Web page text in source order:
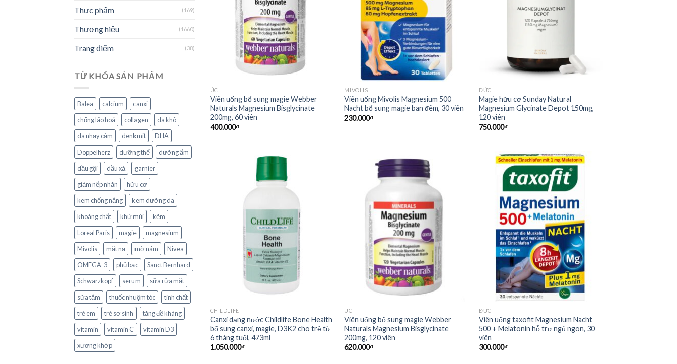
Thực phẩm (169)
Thương hiệu (1660)
Trang điểm (38)
TỪ KHÓA SẢN PHẨM
Balea calcium
canxi
chống lão hoá
collagen
da khô
da nhạy cảm
denkmit
DHA
Doppelherz
dưỡng thể
dưỡng ẩm
dầu gội
dầu xả
garnier
giảm nếp nhăn
hữu cơ
kem chống nắng
kem dưỡng da
khoáng chất
khử mùi
kẽm
Loreal Paris
magie
magnesium
Mivolis
mặt nạ mờ nám
Nivea
OMEGA-3
phủ bạc
Sanct Bernhard
Schwarzkopf
serum
sữa rửa mặt
sữa tắm
thuốc nhuộm tóc
tinh chất
trẻ em
trẻ sơ sinh
tăng đề kháng
vitamin
vitamin C
vitamin D3
xương khớp
ÚC
Viên uống bổ sung magie Webber
Naturals Magnesium Bisglycinate
200mg, 60 viên
400.000₫
MIVOLIS
Viên uống Mivolis Magnesium 500
Nacht bổ sung magie ban đêm, 30 viên
230.000₫
ĐỨC
Magie hữu cơ Sunday Natural
Magnesium Glycinate Depot 150mg,
120 viên
750.000₫
CHILDLIFE
Canxi dạng nước Childlife Bone Health
bổ sung canxi, magie, D3K2 cho trẻ từ
6 tháng tuổi, 473ml
1.050.000₫
ÚC
Viên uống bổ sung magie Webber
Naturals Magnesium Bisglycinate
200mg, 120 viên
620.000₫
ĐỨC
Viên uống taxofit Magnesium Nacht
500 + Melatonin hỗ trợ ngủ ngon, 30
viên
300.000₫